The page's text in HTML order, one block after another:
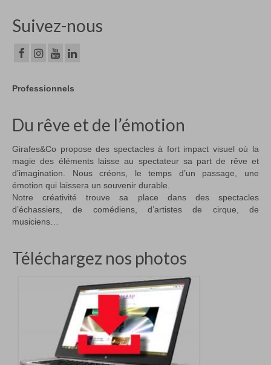
Suivez-nous
Professionnels
Du rêve et de l’émotion
Girafes&Co propose des spectacles à fort impact visuel où la
magie des éléments laisse au spectateur sa part de rêve et
d’imagination. Nous créons, le temps d’un passage, une
émotion qui laissera un souvenir durable.
Notre créativité trouve sa place dans des spectacles
d’échassiers, de comédiens, d’artistes de cirque, de
musiciens…
Téléchargez nos photos